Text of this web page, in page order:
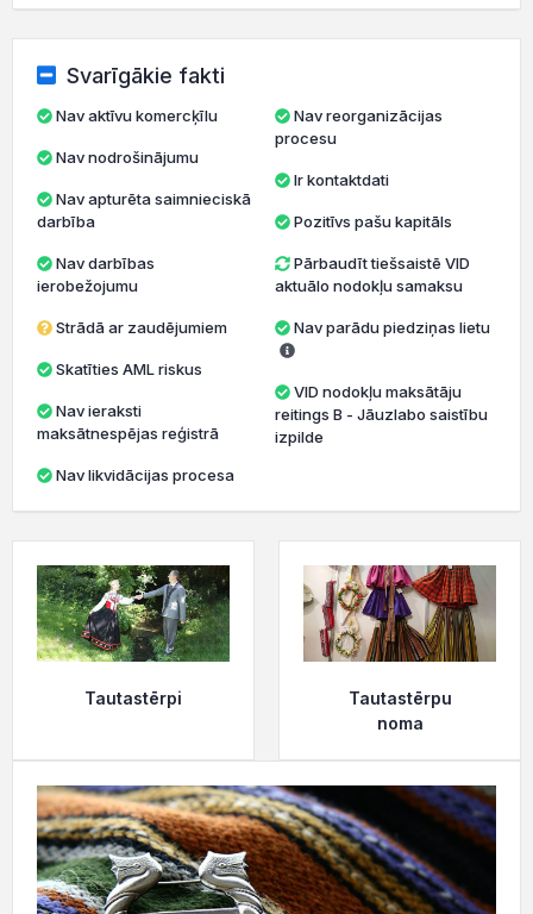
Svarīgākie fakti
Nav aktīvu komercķīlu
Nav nodrošinājumu
darbība
ierobežojumu
Strādā ar zaudējumiem
Skatīties AML riskus
maksātnespējas reģistrā
Nav likvidācijas procesa
Nav reorganizācijas
procesu
Ir kontaktdati
Pozitīvs pašu kapitāls
Pārbaudīt tiešsaistē VID
aktuālo nodokļu samaksu
Nav parādu piedziņas lietu
VID nodokļu maksātāju
reitings B - Jāuzlabo saistību
izpilde
Tautastērpi
Tautastērpu
noma